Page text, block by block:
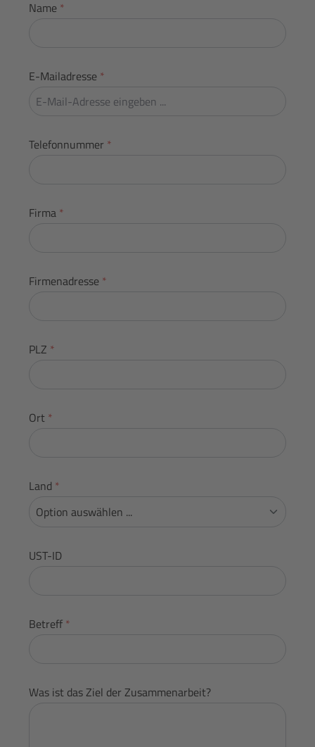
Name *
E-Mailadresse *
Telefonnummer *
Firma *
Firmenadresse *
PLZ *
Ort *
Land *
UST-ID
Betreff *
Was ist das Ziel der Zusammenarbeit?